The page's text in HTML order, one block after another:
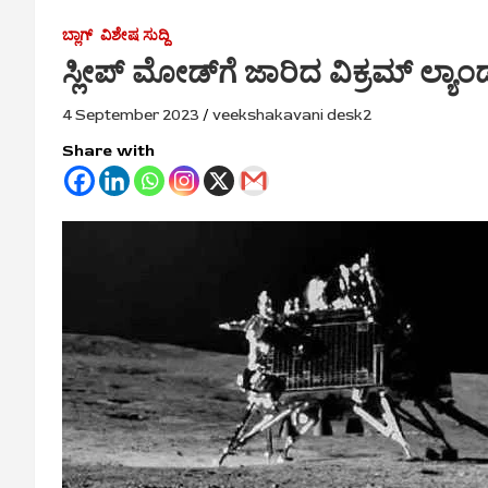
ಬ್ಲಾಗ್ ವಿಶೇಷ ಸುದ್ದಿ
ಸ್ಲೀಪ್ ಮೋಡ್‌ಗೆ ಜಾರಿದ ವಿಕ್ರಮ್
4 September 2023 veekshakavani desk2
Share with